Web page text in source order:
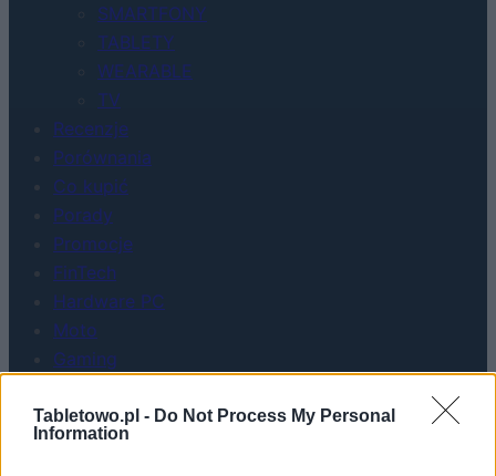
Tabletowo.pl - Do Not Process My Personal
Information
SMARTFONY
TABLETY
WEARABLE
TV
Recenzje
Porównania
Co kupić
Porady
Promocje
FinTech
Hardware PC
Moto
Gaming
Redakcja
Reklama